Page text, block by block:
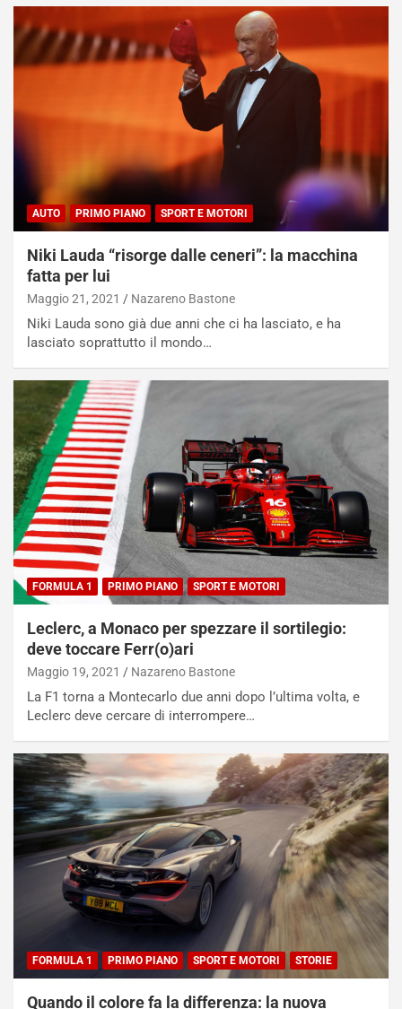
AUTO PRIMO PIANO SPORT E MOTORI
Niki Lauda “risorge dalle ceneri”: la macchina
fatta per lui
Maggio 21, 2021 Nazareno Bastone
Niki Lauda sono già due anni che ci ha lasciato, e ha
lasciato soprattutto il mondo…
FORMULA 1 PRIMO PIANO SPORT E MOTORI
Leclerc, a Monaco per spezzare il sortilegio:
deve toccare Ferr(o)ari
Maggio 19, 2021 Nazareno Bastone
La F1 torna a Montecarlo due anni dopo l’ultima volta, e
Leclerc deve cercare di interrompere…
FORMULA 1 PRIMO PIANO SPORT E MOTORI STORIE
Quando il colore fa la differenza: la nuova